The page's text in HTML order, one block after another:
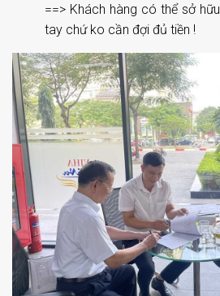
==> Khách hàng có thể sở hữu
tay chứ ko cần đợi đủ tiền !